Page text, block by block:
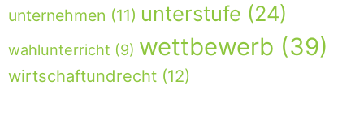
unternehmen (11) unterstufe (24)
wahlunterricht (9) wettbewerb (39)
wirtschaftundrecht (12)